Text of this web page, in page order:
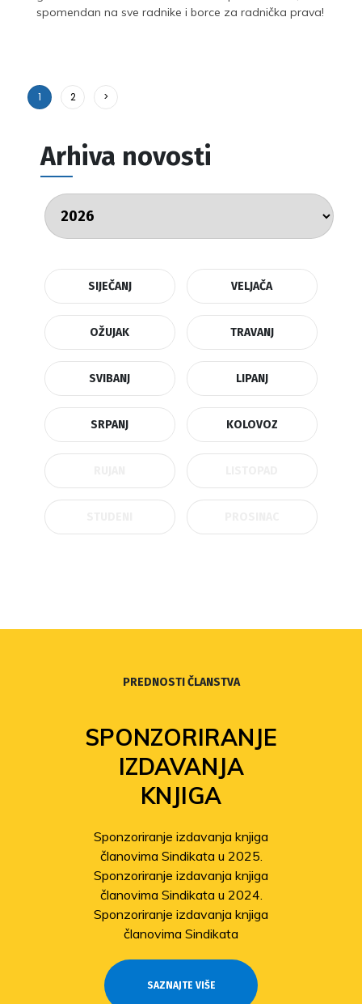
spomendan na sve radnike i borce za radnička prava!
1 2 >
Arhiva novosti
SIJEČANJ VELJAČA
OŽUJAK TRAVANJ
SVIBANJ LIPANJ
SRPANJ KOLOVOZ
PREDNOSTI ČLANSTVA
SPONZORIRANJE
IZDAVANJA
KNJIGA
Sponzoriranje izdavanja knjiga
članovima Sindikata u 2025.
Sponzoriranje izdavanja knjiga
članovima Sindikata u 2024.
Sponzoriranje izdavanja knjiga
članovima Sindikata
SAZNAJTE VIŠE